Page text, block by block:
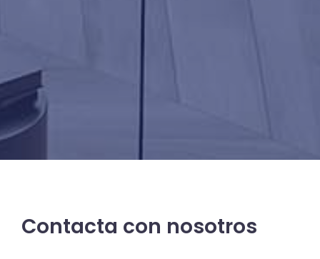
Contacta con nosotros